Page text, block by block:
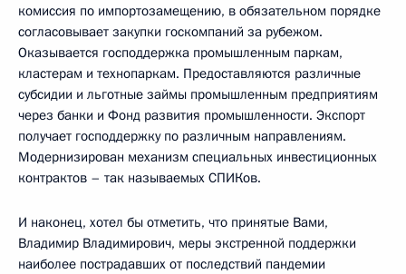
комиссия по импортозамещению, в обязательном порядке
согласовывает закупки госкомпаний за рубежом.
Оказывается господдержка промышленным паркам,
кластерам и технопаркам. Предоставляются различные
субсидии и льготные займы промышленным предприятиям
через банки и Фонд развития промышленности. Экспорт
получает господдержку по различным направлениям.
Модернизирован механизм специальных инвестиционных
контрактов – так называемых СПИКов.
И наконец, хотел бы отметить, что принятые Вами,
Владимир Владимирович, меры экстренной поддержки
наиболее пострадавших от последствий пандемии